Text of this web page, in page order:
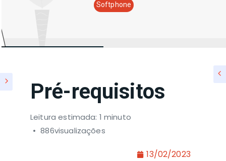
Softphone
Pré-requisitos
Leitura estimada: 1 minuto
886visualizações
13/02/2023